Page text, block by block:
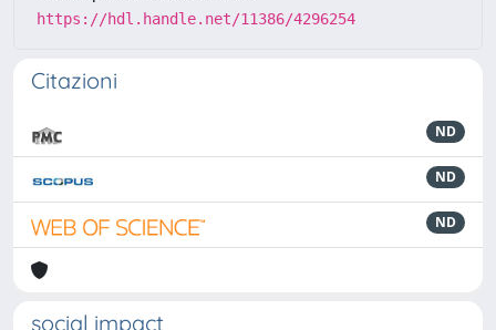
https://hdl.handle.net/11386/4296254
Citazioni
ND
ND
ND
social impact